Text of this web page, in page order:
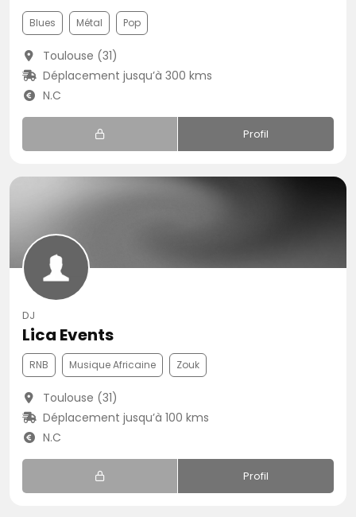
Blues Métal Pop
Toulouse (31)
Déplacement jusqu’à 300 kms
N.C
Profil
DJ
Lica Events
RNB Musique Africaine Zouk
Toulouse (31)
Déplacement jusqu’à 100 kms
N.C
Profil